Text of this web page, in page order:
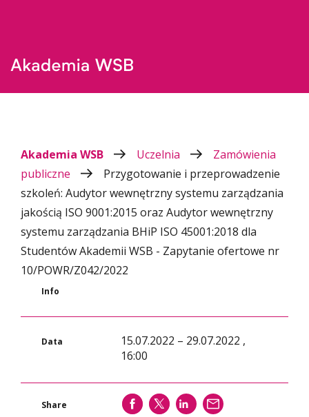
Akademia WSB Uczelnia
Zamówienia
publiczne
Przygotowanie i przeprowadzenie
szkoleń: Audytor wewnętrzny systemu zarządzania
jakością ISO 9001:2015 oraz Audytor wewnętrzny
systemu zarządzania BHiP ISO 45001:2018 dla
Studentów Akademii WSB - Zapytanie ofertowe nr
10/POWR/Z042/2022
Info
Data
15.07.2022 – 29.07.2022 ,
16:00
Share SHARE SHARE SHARE